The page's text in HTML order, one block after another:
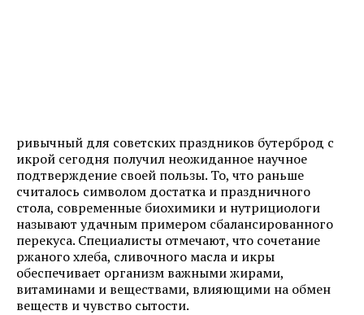
ривычный для советских праздников бутерброд с
икрой сегодня получил неожиданное научное
подтверждение своей пользы. То, что раньше
считалось символом достатка и праздничного
стола, современные биохимики и нутрициологи
называют удачным примером сбалансированного
перекуса. Специалисты отмечают, что сочетание
ржаного хлеба, сливочного масла и икры
обеспечивает организм важными жирами,
витаминами и веществами, влияющими на обмен
веществ и чувство сытости.